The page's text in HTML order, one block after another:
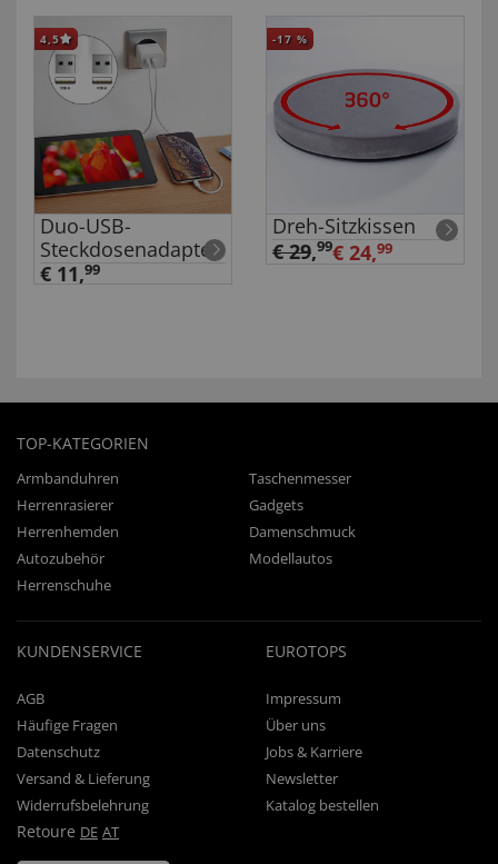
4,5
Duo-USB-
Steckdosenadapter
€ 11,99
-17 %
Dreh-Sitzkissen
€ 29,99€ 24,99
TOP-KATEGORIEN
Armbanduhren
Taschenmesser
Herrenrasierer
Gadgets
Herrenhemden
Damenschmuck
Autozubehör
Modellautos
Herrenschuhe
KUNDENSERVICE
AGB
Häufige Fragen
Datenschutz
Versand & Lieferung
Widerrufsbelehrung
Retoure DE AT
EUROTOPS
Impressum
Über uns
Jobs & Karriere
Newsletter
Katalog bestellen